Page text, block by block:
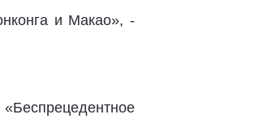
и Макао», -